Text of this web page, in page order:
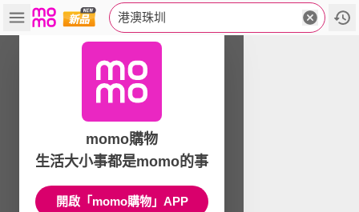
港澳珠圳
momo購物
生活大小事都是momo的事
開啟「momo購物」APP